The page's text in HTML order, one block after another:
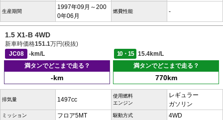
生産期間
1997年09月～200
0年06月
燃費性能 -
1.5 X1-B 4WD
新車時価格151.1万円(税抜)
JC08
-km/L 10・15
15.4km/L
満タンでどこまで走る？
-km
満タンでどこまで走る？
770km
排気量 1497cc
使用燃料
エンジン
レギュラー
ガソリン
ミッション フロア5MT 駆動方式 4WD